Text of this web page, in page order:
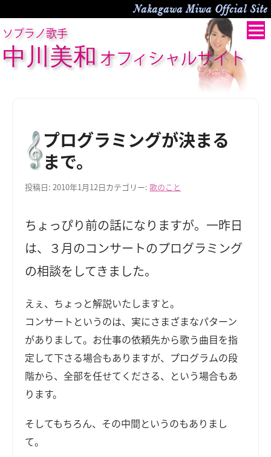
Nakagawa Miwa Offcial Site
ソプラノ歌手
中川美和 オフィシャルサイト
プログラミングが決まる
まで。
投稿日:2010年1月12日カテゴリー:歌のこと
ちょっぴり前の話になりますが。一昨日
は、３月のコンサートのプログラミング
の相談をしてきました。
えぇ、ちょっと解説いたしますと。
コンサートというのは、実にさまざまなパターン
がありまして。お仕事の依頼先から歌う曲目を指
定して下さる場合もありますが、プログラムの段
階から、全部を任せてくださる、という場合もあ
ります。
そしてもちろん、その中間というのもありまし
て。